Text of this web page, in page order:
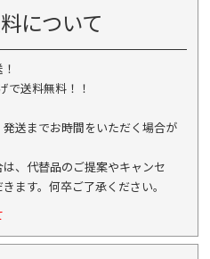
について
で送料無料！！
送までお時間をいただく場合が
、代替品のご提案やキャンセ
ます。何卒ご了承ください。